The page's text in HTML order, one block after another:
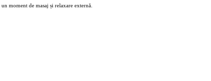
moment de masaj și relaxare externă.